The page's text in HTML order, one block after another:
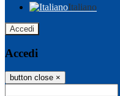
Italiano
Accedi
Accedi
button close ×